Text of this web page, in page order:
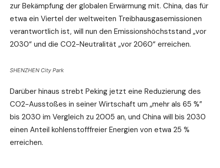
zur Bekämpfung der globalen Erwärmung mit. China, das für
etwa ein Viertel der weltweiten Treibhausgasemissionen
verantwortlich ist, will nun den Emissionshöchststand „vor
2030“ und die CO2-Neutralität „vor 2060“ erreichen.
SHENZHEN City Park
Darüber hinaus strebt Peking jetzt eine Reduzierung des
CO2-Ausstoßes in seiner Wirtschaft um „mehr als 65 %”
bis 2030 im Vergleich zu 2005 an, und China will bis 2030
einen Anteil kohlenstofffreier Energien von etwa 25 %
erreichen.